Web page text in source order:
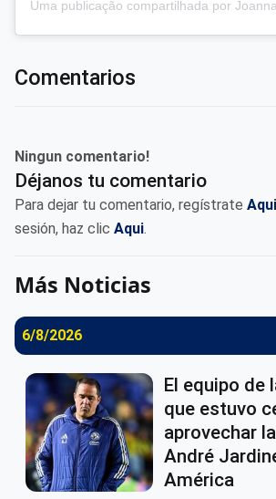
Comentarios
Ningun comentario!
Déjanos tu comentario
Para dejar tu comentario, regístrate Aqui
sesión, haz clic Aqui.
Más Noticias
6/8/2026
El equipo de
que estuvo
aprovechar
André
América